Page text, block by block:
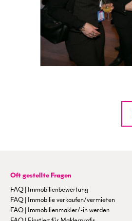
Oft gestellte Fragen
FAQ | Immobilienbewertung
FAQ | Immobilie verkaufen/vermieten
FAQ | Immobilienmakler/-in werden